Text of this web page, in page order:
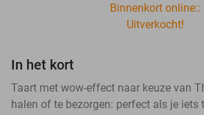
Binnenkort online::
Uitverkocht!
In het kort
Taart met wow-effect naar keuze van
halen of te bezorgen: perfect als je iets